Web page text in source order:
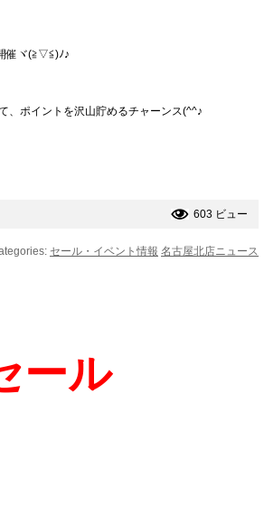
催ヾ(≧▽≦)ﾉ♪
、ポイントを沢山貯めるチャーンス(^^♪
603 ビュー
セール・イベント情報 名古屋北店ニュース
ール